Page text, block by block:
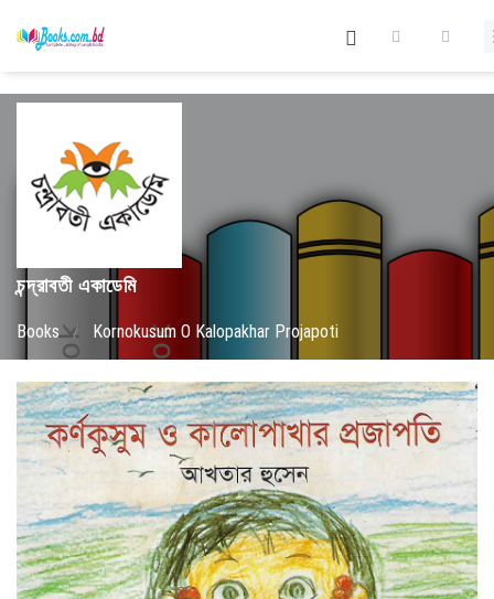
চন্দ্রাবতী একাডেমি
Books / Kornokusum O Kalopakhar Projapoti